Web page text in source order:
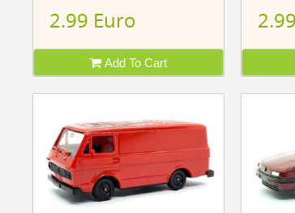
2.99 Euro
Add To Cart